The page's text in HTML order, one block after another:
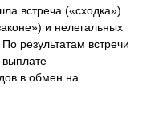
встреча («сходка»)
и нелегальных
результатам встречи
выплате
в обмен на